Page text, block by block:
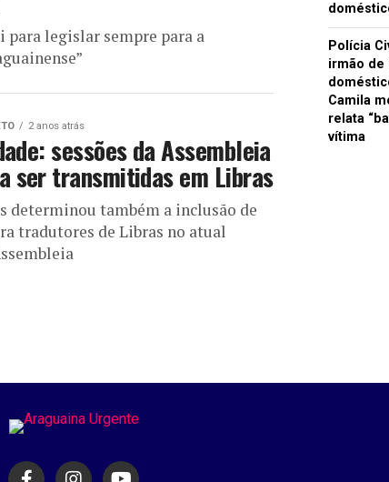
para legislar sempre para a
2 anos atrás
sessões da Assembleia
ser transmitidas em Libras
determinou também a inclusão de
tradutores de Libras no atual
Polícia
irmão de
Camila
relata
vítima